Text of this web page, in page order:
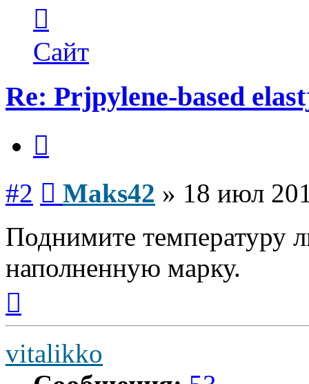
пользователя
Maks42
Сайт
Re: Prjpylene-based
#2 Maks42 » 18 июл
Поднимите температуру
наполненную марку.
началу
vitalikko